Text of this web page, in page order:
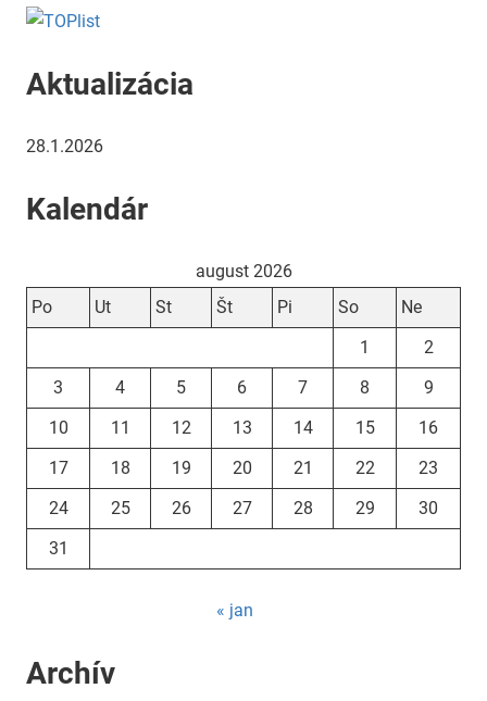
Aktualizácia
28.1.2026
Kalendár
august 2026
Po
Ut St Št Pi So
Ne
1
2
3
4 5 6 7 8
9
10
11 12 13 14 15
16
17
18 19 20 21 22
23
24
25 26 27 28 29
30
31
« jan
Archív